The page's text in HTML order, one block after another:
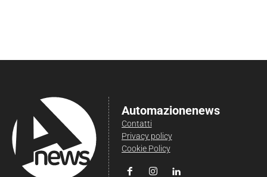
Automazionenews
Contatti
Privacy policy
Cookie Policy